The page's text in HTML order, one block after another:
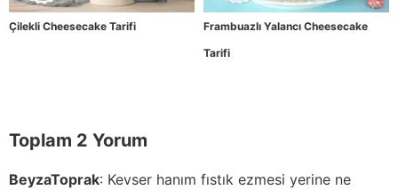
Çilekli Cheesecake Tarifi
Frambuazlı Yalancı Cheesecake
Tarifi
Toplam 2 Yorum
BeyzaToprak: Kevser hanım fıstık ezmesi yerine ne